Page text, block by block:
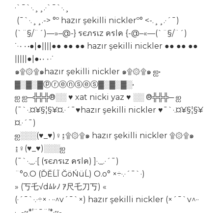
·`¯`·.¸¸.·`¯`·.¸
(¯`·.¸¸.-> °º hazır şekilli nicklerº° <-.¸¸.·´¯)
(`¨§/¨´)—»–@-} รєภรเz ครlค {-@–«—(`¨§/¨´)
˙·٠٠•●|●||||●● ●● ●● hazır şekilli nickler ●● ●● ●●
|||||●|●•٠٠·˙
๑۩۞۩๑hazır şekilli nickler ๑۩۞۩๑ ஐ•
▓░▓░▓ⓟⓡⓔⓝⓢⓔⓢ▓░▓░▓░•
ஐ ஐ─╬╬╬®░░ ♥ xat nicki yaz ♥ ░░ ®╬╬╬─ ஐ
(¯`·.¤¥§¦§¥¤.·´¯♥hazır şekilli nickler ♥¯`·.¤¥§¦§¥
¤.·´¯)
ஐ░░░(♥_♥)♀↨۩۞۩๑ hazır şekilli nickler ۩۞۩๑
↨♀(♥_♥)░░░ஐ
(¯`·._.·[ (รєภรเz ครlค) ]·._.·´¯)
¨°o.O (ĎĔĹĨ ĞöŃüĹ) O.o° ×÷·.·´¯`·)
» (丂乇√dﾑﾚﾉ ｱ尺乇刀丂) «
(·´¯`·.·÷× · ··^v´¯`×) hazır şekilli nickler (×´¯`v^··